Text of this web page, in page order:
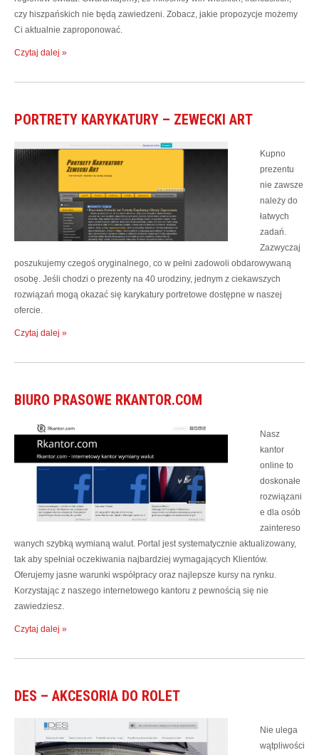
czy hiszpańskich nie będą zawiedzeni. Zobacz, jakie propozycje możemy
Ci aktualnie zaproponować.
Czytaj dalej »
PORTRETY KARYKATURY – ZEWECKI ART
Kupno
prezentu
nie zawsze
należy do
łatwych
zadań.
Zazwyczaj
poszukujemy czegoś oryginalnego, co w pełni zadowoli obdarowywaną
osobę. Jeśli chodzi o prezenty na 40 urodziny, jednym z ciekawszych
rozwiązań mogą okazać się karykatury portretowe dostępne w naszej
ofercie.
Czytaj dalej »
BIURO PRASOWE RKANTOR.COM
Nasz
kantor
online to
doskonałe
rozwiązani
e dla osób
zaintereso
wanych szybką wymianą walut. Portal jest systematycznie aktualizowany,
tak aby spełniał oczekiwania najbardziej wymagających Klientów.
Oferujemy jasne warunki współpracy oraz najlepsze kursy na rynku.
Korzystając z naszego internetowego kantoru z pewnością się nie
zawiedziesz.
Czytaj dalej »
DES – AKCESORIA DO ROLET
Nie ulega
wątpliwości